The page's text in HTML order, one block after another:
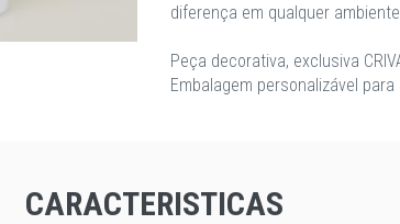
diferença em qualquer
​Peça decorativa, exclusiva
Embalagem personalizável
CARACTERISTICAS